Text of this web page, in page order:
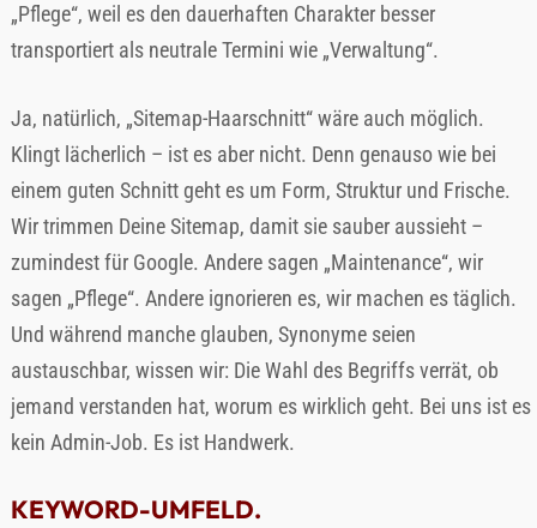
„Pflege“, weil es den dauerhaften Charakter besser
transportiert als neutrale Termini wie „Verwaltung“.
Ja, natürlich, „Sitemap-Haarschnitt“ wäre auch möglich.
Klingt lächerlich – ist es aber nicht. Denn genauso wie bei
einem guten Schnitt geht es um Form, Struktur und Frische.
Wir trimmen Deine Sitemap, damit sie sauber aussieht –
zumindest für Google. Andere sagen „Maintenance“, wir
sagen „Pflege“. Andere ignorieren es, wir machen es täglich.
Und während manche glauben, Synonyme seien
austauschbar, wissen wir: Die Wahl des Begriffs verrät, ob
jemand verstanden hat, worum es wirklich geht. Bei uns ist es
kein Admin-Job. Es ist Handwerk.
KEYWORD-UMFELD.